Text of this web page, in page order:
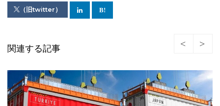
（旧twitter）
関連する記事